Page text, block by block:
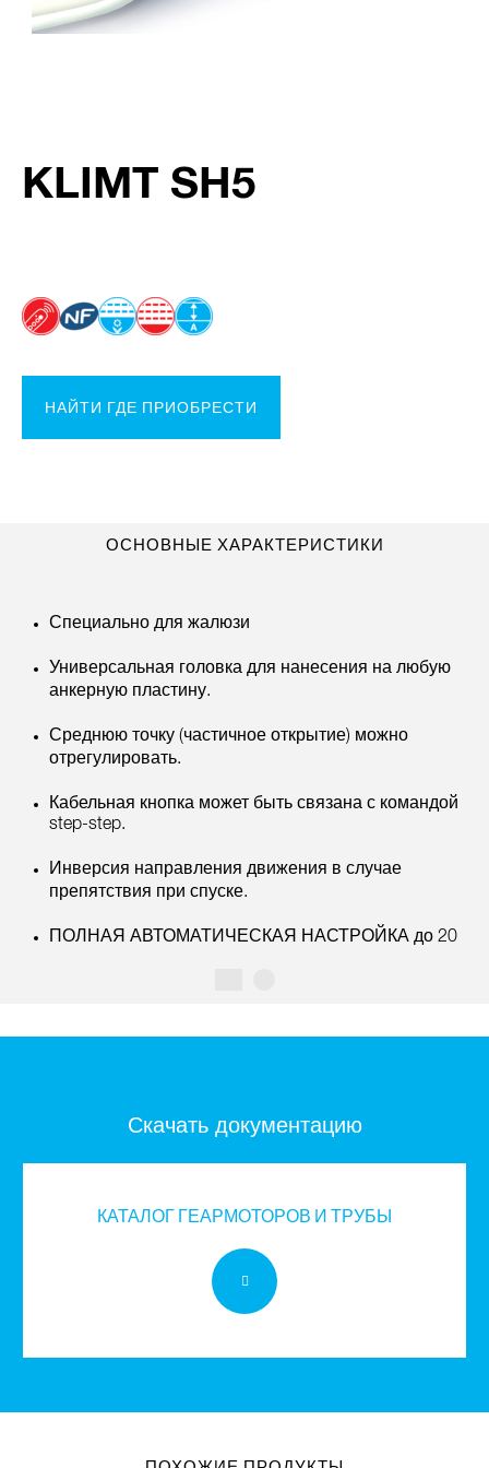
KLIMT SH5
НАЙТИ ГДЕ ПРИОБРЕСТИ
ОСНОВНЫЕ ХАРАКТЕРИСТИКИ
Специально для жалюзи
Универсальная головка для нанесения на любую
анкерную пластину.
Среднюю точку (частичное открытие) можно
отрегулировать.
Кабельная кнопка может быть связана с командой
step-step.
Инверсия направления движения в случае
препятствия при спуске.
ПОЛНАЯ АВТОМАТИЧЕСКАЯ НАСТРОЙКА до 20
Скачать документацию
КАТАЛОГ ГЕАРМОТОРОВ И ТРУБЫ